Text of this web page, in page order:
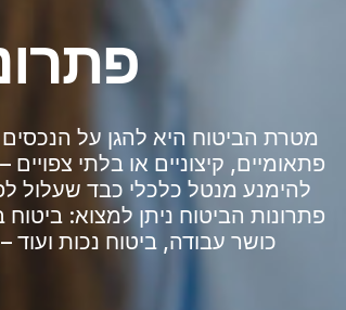
מטרת הביטוח היא להגן על
פתאומיים, קיצוניים או בלתי
להימנע מנטל כלכלי כבד שעלול
פתרונות הביטוח ניתן למצוא: ביטוח
כושר עבודה, ביטוח נכות